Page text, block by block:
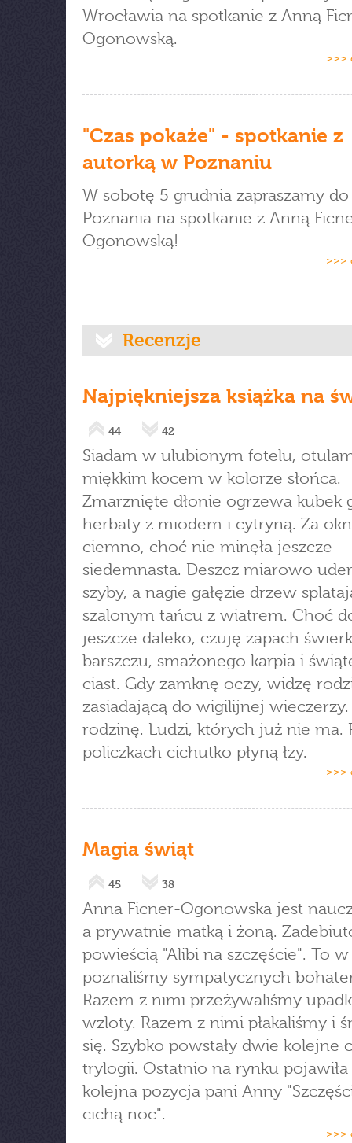
Wrocławia na spotkanie z Anną
Ogonowską.
>>>
"Czas pokaże" - spotkanie z
autorką w Poznaniu
W sobotę 5 grudnia zapraszamy do
Poznania na spotkanie z Anną
Ogonowską!
>>>
Recenzje
Najpiękniejsza książka na
44 42
Siadam w ulubionym fotelu,
miękkim kocem w kolorze słońca.
Zmarznięte dłonie ogrzewa kubek
herbaty z miodem i cytryną. Za
ciemno, choć nie minęła jeszcze
siedemnasta. Deszcz miarowo
szyby, a nagie gałęzie drzew
szalonym tańcu z wiatrem. Choć
jeszcze daleko, czuję zapach
barszczu, smażonego karpia i
ciast. Gdy zamknę oczy, widzę
zasiadającą do wigilijnej
rodzinę. Ludzi, których już nie ma.
policzkach cichutko płyną łzy.
>>>
Magia świąt
45 38
Anna Ficner-Ogonowska jest
a prywatnie matką i żoną.
powieścią "Alibi na szczęście". To
poznaliśmy sympatycznych
Razem z nimi przeżywaliśmy
wzloty. Razem z nimi płakaliśmy i
się. Szybko powstały dwie kolejne
trylogii. Ostatnio na rynku pojawiła
kolejna pozycja pani Anny
cichą noc".
>>>